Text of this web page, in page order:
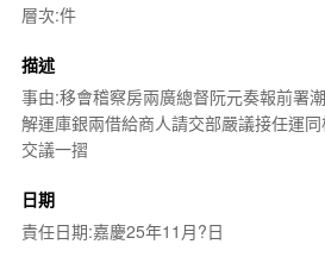
層次:件
描述
事由:移會稽察房兩廣總督阮元奏報前署
解運庫銀兩借給商人請交部嚴議接任運
交議一摺
日期
責任日期:嘉慶25年11月?日